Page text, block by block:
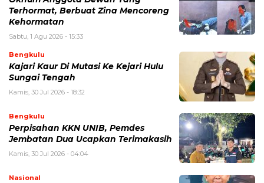
Terhormat, Berbuat Zina Mencoreng
Kehormatan
Sabtu, 1 Agu 2026 - 15:33
Bengkulu
Kajari Kaur Di Mutasi Ke Kejari Hulu
Sungai Tengah
Kamis, 30 Jul 2026 - 18:32
Bengkulu
Perpisahan KKN UNIB, Pemdes
Jembatan Dua Ucapkan Terimakasih
Kamis, 30 Jul 2026 - 04:04
Nasional